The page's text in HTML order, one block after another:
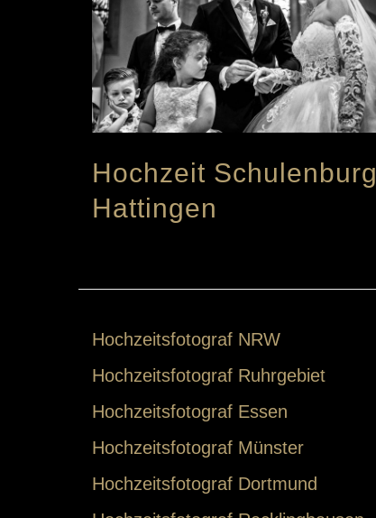
Hochzeit Schulenburg
Hattingen
Hochzeitsfotograf NRW
Hochzeitsfotograf Ruhrgebiet
Hochzeitsfotograf Essen
Hochzeitsfotograf Münster
Hochzeitsfotograf Dortmund